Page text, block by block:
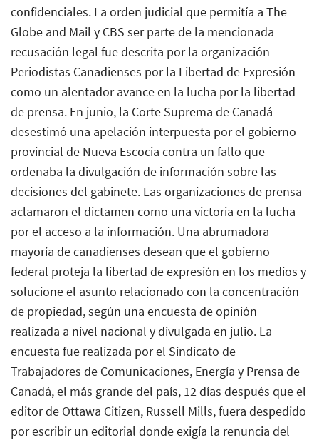
confidenciales. La orden judicial que permitía a The
Globe and Mail y CBS ser parte de la mencionada
recusación legal fue descrita por la organización
Periodistas Canadienses por la Libertad de Expresión
como un alentador avance en la lucha por la libertad
de prensa. En junio, la Corte Suprema de Canadá
desestimó una apelación interpuesta por el gobierno
provincial de Nueva Escocia contra un fallo que
ordenaba la divulgación de información sobre las
decisiones del gabinete. Las organizaciones de prensa
aclamaron el dictamen como una victoria en la lucha
por el acceso a la información. Una abrumadora
mayoría de canadienses desean que el gobierno
federal proteja la libertad de expresión en los medios y
solucione el asunto relacionado con la concentración
de propiedad, según una encuesta de opinión
realizada a nivel nacional y divulgada en julio. La
encuesta fue realizada por el Sindicato de
Trabajadores de Comunicaciones, Energía y Prensa de
Canadá, el más grande del país, 12 días después que el
editor de Ottawa Citizen, Russell Mills, fuera despedido
por escribir un editorial donde exigía la renuncia del